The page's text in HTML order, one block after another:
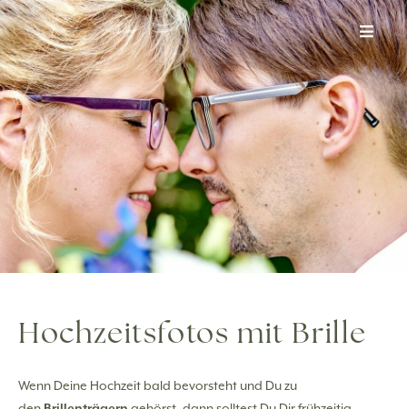
Zum
Inhalt
springen
Hochzeitsfotos mit Brille
Wenn Deine Hochzeit bald bevorsteht und Du zu